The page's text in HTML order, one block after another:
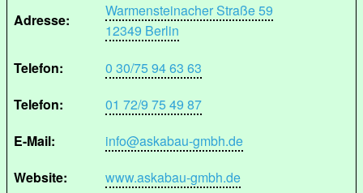
Adresse:
Warmensteinacher Straße 59
12349 Berlin
Telefon:
0 30/75 94 63 63
Telefon:
01 72/9 75 49 87
E-Mail:
info@askabau-gmbh.de
Website:
www.askabau-gmbh.de